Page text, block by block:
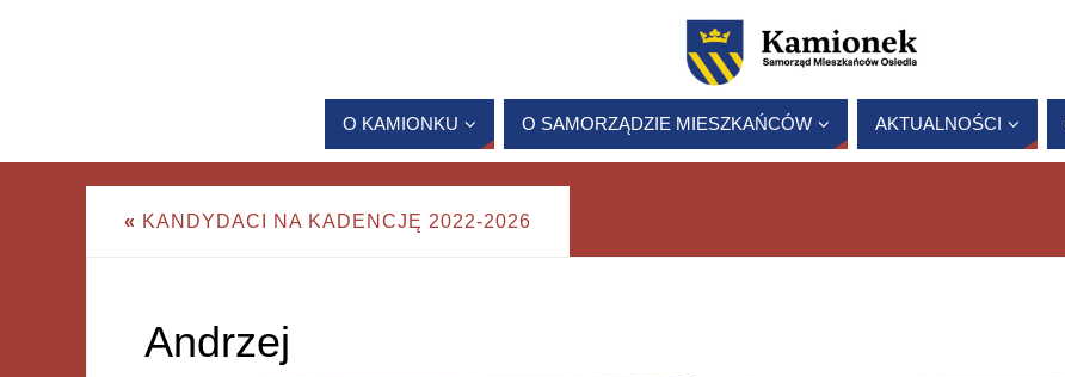
O KAMIONKU O SAMORZĄDZIE MIESZKAŃCÓW AKTUALNOŚCI
« KANDYDACI NA KADENCJĘ 2022-2026
Andrzej